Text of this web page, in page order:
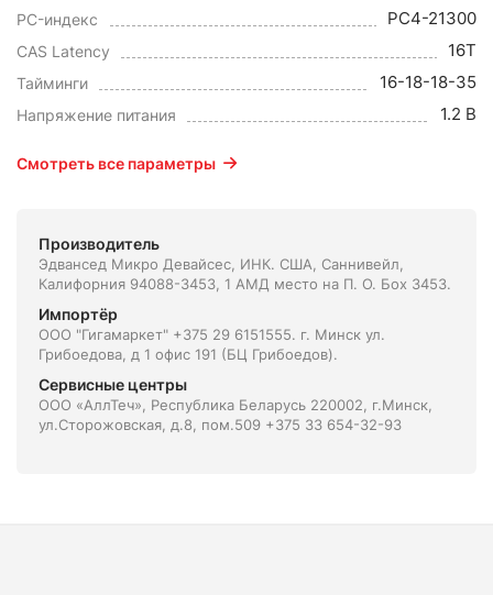
PC-индекс PC4-21300
CAS Latency 16T
Тайминги 16-18-18-35
Напряжение питания 1.2 В
Смотреть все параметры
Производитель
Эдвансед Микро Девайсес, ИНК. США, Саннивейл,
Калифорния 94088-3453, 1 АМД место на П. О. Боx 3453.
Импортёр
ООО "Гигамаркет" +375 29 6151555. г. Минск ул.
Грибоедова, д 1 офис 191 (БЦ Грибоедов).
Сервисные центры
ООО «АллТеч», Республика Беларусь 220002, г.Минск,
ул.Сторожовская, д.8, пом.509 +375 33 654-32-93